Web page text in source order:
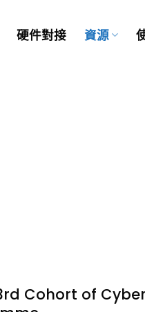
硬件對接 資源
Cohort of